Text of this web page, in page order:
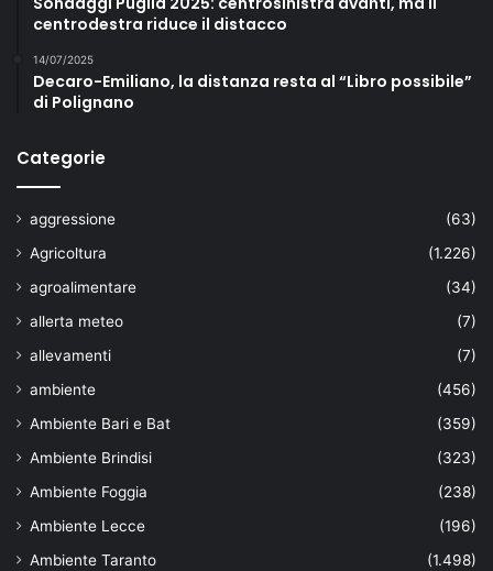
centrodestra riduce il distacco
14/07/2025
Decaro-Emiliano, la distanza resta al “Libro possibile”
di Polignano
Categorie
aggressione
(63)
Agricoltura
(1.226)
agroalimentare
(34)
allerta meteo
(7)
allevamenti
(7)
ambiente
(456)
Ambiente Bari e Bat
(359)
Ambiente Brindisi
(323)
Ambiente Foggia
(238)
Ambiente Lecce
(196)
Ambiente Taranto
(1.498)